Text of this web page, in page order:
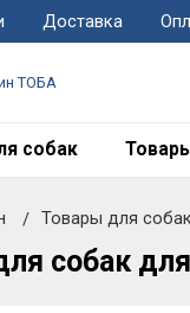
Доставка
собак
Товары для собак
собак для